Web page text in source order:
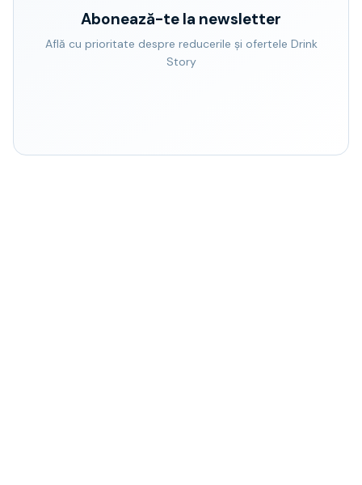
Abonează-te la newsletter
Află cu prioritate despre reducerile și ofertele Drink
Story